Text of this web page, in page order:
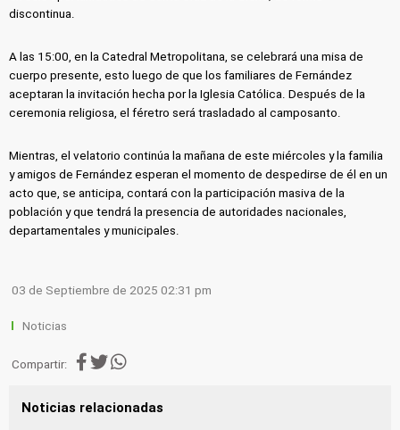
discontinua.
A las 15:00, en la Catedral Metropolitana, se celebrará una misa de
cuerpo presente, esto luego de que los familiares de Fernández
aceptaran la invitación hecha por la Iglesia Católica. Después de la
ceremonia religiosa, el féretro será trasladado al camposanto.
Mientras, el velatorio continúa la mañana de este miércoles y la familia
y amigos de Fernández esperan el momento de despedirse de él en un
acto que, se anticipa, contará con la participación masiva de la
población y que tendrá la presencia de autoridades nacionales,
departamentales y municipales.
03 de Septiembre de 2025 02:31 pm
Noticias
Compartir:
Noticias relacionadas